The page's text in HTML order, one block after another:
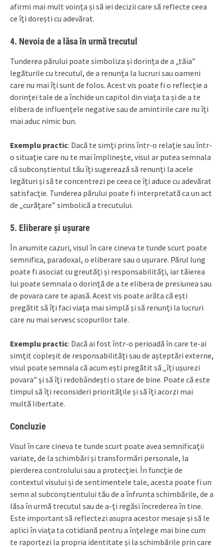
afirmi mai mult voința și să iei decizii care să reflecte ceea
ce îți dorești cu adevărat.
4. Nevoia de a lăsa în urmă trecutul
Tunderea părului poate simboliza și dorința de a „tăia”
legăturile cu trecutul, de a renunța la lucruri sau oameni
care nu mai îți sunt de folos. Acest vis poate fi o reflecție a
dorinței tale de a închide un capitol din viața ta și de a te
elibera de influențele negative sau de amintirile care nu îți
mai aduc nimic bun.
Exemplu practic: Dacă te simți prins într-o relație sau într-
o situație care nu te mai împlinește, visul ar putea semnala
că subconștientul tău îți sugerează să renunți la acele
legături și să te concentrezi pe ceea ce îți aduce cu adevărat
satisfacție. Tunderea părului poate fi interpretată ca un act
de „curățare” simbolică a trecutului.
5. Eliberare și ușurare
În anumite cazuri, visul în care cineva te tunde scurt poate
semnifica, paradoxal, o eliberare sau o ușurare. Părul lung
poate fi asociat cu greutăți și responsabilități, iar tăierea
lui poate semnala o dorință de a te elibera de presiunea sau
de povara care te apasă. Acest vis poate arăta că ești
pregătit să îți faci viața mai simplă și să renunți la lucruri
care nu mai servesc scopurilor tale.
Exemplu practic: Dacă ai fost într-o perioadă în care te-ai
simțit copleșit de responsabilități sau de așteptări externe,
visul poate semnala că acum ești pregătit să „îți ușurezi
povara” și să îți redobândești o stare de bine. Poate că este
timpul să îți reconsideri prioritățile și să îți acorzi mai
multă libertate.
Concluzie
Visul în care cineva te tunde scurt poate avea semnificații
variate, de la schimbări și transformări personale, la
pierderea controlului sau a protecției. În funcție de
contextul visului și de sentimentele tale, acesta poate fi un
semn al subconștientului tău de a înfrunta schimbările, de a
lăsa în urmă trecutul sau de a-ți regăsi încrederea în tine.
Este important să reflectezi asupra acestor mesaje și să le
aplici în viața ta cotidiană pentru a înțelege mai bine cum
te raportezi la propria identitate și la schimbările prin care